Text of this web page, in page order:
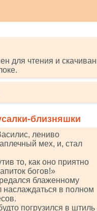
для чтения и
близняшки
лениво
мех, и, стал
то, как оно приятно
богов!»
блаженному
наслаждаться в полном
погрузился в штиль